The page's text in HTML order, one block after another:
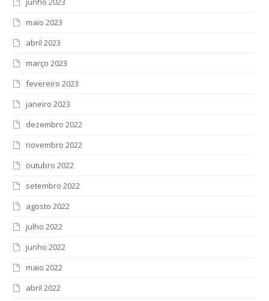
maio 2023
abril 2023
março 2023
fevereiro 2023
janeiro 2023
dezembro 2022
novembro 2022
outubro 2022
setembro 2022
agosto 2022
julho 2022
junho 2022
maio 2022
abril 2022